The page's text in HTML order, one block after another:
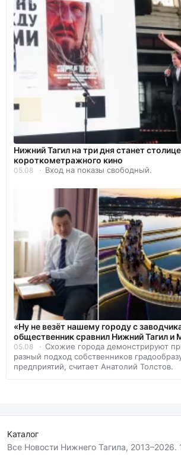
Нижний Тагил на три дня станет
короткометражного кино
05.08 Вход на показы свободный.
«Ну не везёт нашему городу с
общественник сравнил Нижний Тагил и
05.08
Схожие города демонстрируют
разный подход собственников
предприятий, считает Анатолий Толстов.
Каталог
Все Новости Нижнего Тагила, 2013–2026.